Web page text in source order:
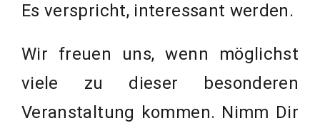
Es verspricht, interessant werden.
Wir freuen uns, wenn möglichst
viele zu dieser besonderen
Veranstaltung kommen. Nimm Dir